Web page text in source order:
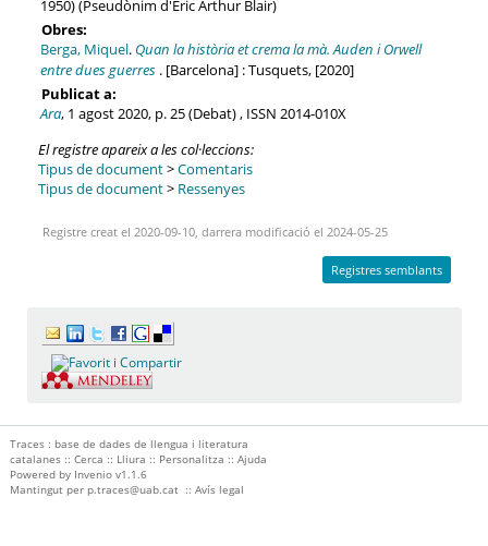
1950) (Pseudònim d'Eric Arthur Blair)
Obres:
Berga, Miquel. Quan la història et crema la mà. Auden i Orwell
entre dues guerres. [Barcelona] : Tusquets, [2020]
Publicat a:
Ara, 1 agost 2020, p. 25 (Debat) , ISSN 2014-010X
El registre apareix a les col·leccions:
Tipus de document>Comentaris
Tipus de document> Ressenyes
Registre creat el 2020-09-10, darrera modificació el 2024-05-25
Registres semblants
Traces : base de dades de llengua i literatura
catalanes :: Cerca :: Lliura :: Personalitza :: Ajuda
Powered by Inveniov1.1.6
Mantingut per p.traces@uab.cat:: Avís legal